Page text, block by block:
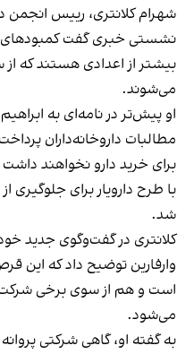
شهرام کلانتری، رییس انجمن
نشستی خبری گفت کمبودهای
بیشتر از اعدادی هستند که از
می‌شوند.
او پیش‌تر در نامه‌ای به
برای خرید دارو نخواهند داشت
با طرح دارویار برای
شد.
کلانتری در گفت‌وگوی جدید خود
وارفارین توضیح داد که این
است و هم از سوی برخی
می‌شود.
به گفته او، گاهی شرکتی